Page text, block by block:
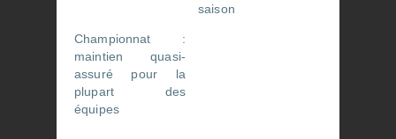
saison
Championnat :
maintien quasi-
assuré pour la
plupart des
équipes